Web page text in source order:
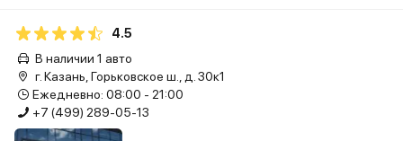
4.5
В наличии 1 авто
г. Казань, Горьковское ш., д. 30к1
Ежедневно: 08:00 - 21:00
+7 (499) 289-05-13